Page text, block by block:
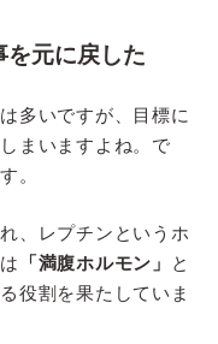
を元に戻した
多いですが、目標に
まいますよね。で
。
、レプチンというホ
「満腹ホルモン」
と
役割を果たしていま